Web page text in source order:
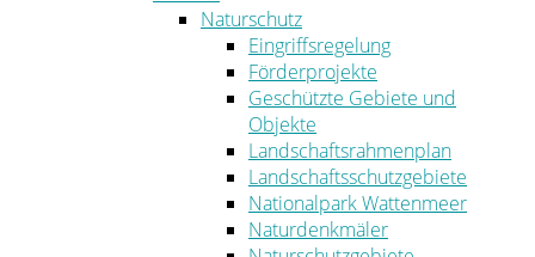
Naturschutz
Eingriffsregelung
Förderprojekte
Geschützte Gebiete und
Objekte
Landschaftsrahmenplan
Landschaftsschutzgebiete
Nationalpark Wattenmeer
Naturdenkmäler